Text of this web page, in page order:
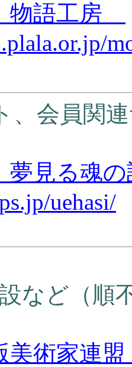
語工房
、会員関
夢見る魂
uehasi/
など（順
美術家連